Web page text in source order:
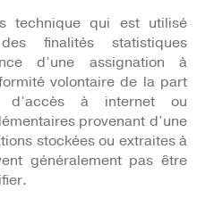
technique qui est utilisé
finalités statistiques
d’une assignation à
volontaire de la part
d’accès à internet ou
provenant d’une
stockées ou extraites à
généralement pas être